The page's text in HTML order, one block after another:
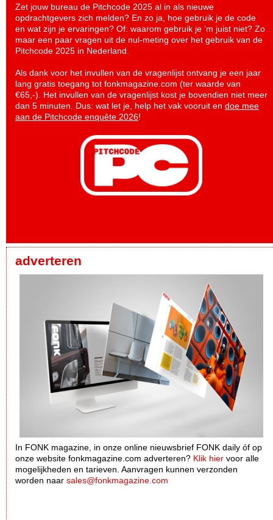
Zet jouw bureau de Pitchcode 2025 al in als nieuwe
opdrachtgevers zich melden? En zo ja, hoe gebruik je de code
en wat zijn je ervaringen? Of: waarom gebruik je ‘m juist niet? Zo
maar een paar vragen uit de nul-meting over het gebruik van de
Pitchcode 2025 in Nederland.
Als dank voor het invullen van de vragenlijst ontvang je een jaar
lang gratis toegang tot fonkmagazine.com (ter waarde van
€65,-). Het invullen van de vragenlijst kost je bovendien niet meer
dan 5 minuten. Dus: wat let je, help het vak vooruit en doe mee
aan de Pitchcode enquête 2026!
adverteren
In FONK magazine, in onze online nieuwsbrief FONK daily óf op
onze website fonkmagazine.com adverteren? Klik hier voor alle
mogelijkheden en tarieven. Aanvragen kunnen verzonden
worden naar sales@fonkmagazine.com